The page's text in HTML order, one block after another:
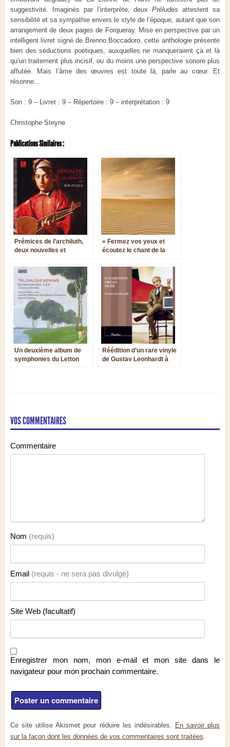
suggestivité. Imaginés par l’interprète, deuxPréludes attestent sa
sensibilité et sa sympathie envers le style de l’époque, autant que son
arrangement de deux pages de Forqueray. Mise en perspective par un
intelligent livret signé de Brenno Boccadoro, cette anthologie présente
bien des séductions poétiques, auxquelles ne manqueraient çà et là
qu’un traitement plus incisif, ou du moins une perspective sonore plus
affutée. Mais l’âme des œuvres est toute là, parle au cœur. Et
résonne…
Son : 9 – Livret : 9 – Répertoire : 9 – interprétation : 9
Christophe Steyne
Publications Similaires :
Prémices de l’archiluth,
deux nouvelles et
solistes
« Fermez vos yeux et
écoutez le chant de la
Desert de John Luther
Adams
Un deuxième album de
symphonies du Letton
Réédition d’un rare vinyle
de Gustav Leonhardt à
VOS COMMENTAIRES
Commentaire
Nom (requis)
Email (requis - ne sera pas divulgé)
Site Web (facultatif)
Enregistrer mon nom, mon e-mail et mon site dans le
navigateur pour mon prochain commentaire.
Ce site utilise Akismet pour réduire les indésirables. En savoir plus
sur la façon dont les données de vos commentaires sont traitées